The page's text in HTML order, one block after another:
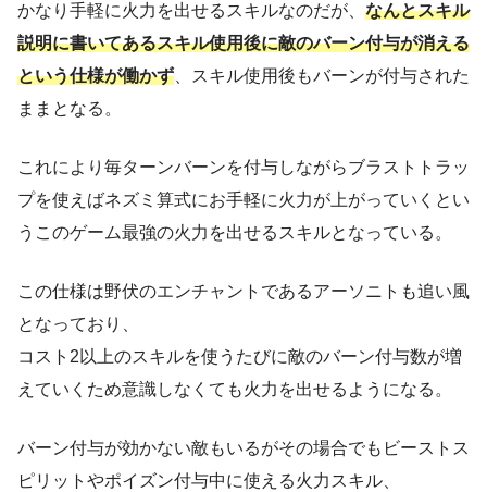
かなり手軽に火力を出せるスキルなのだが、 なんとスキル
説明に書いてあるスキル使用後に敵のバーン付与が消える
という仕様が働かず、スキル使用後もバーンが付与された
ままとなる。
これにより毎ターンバーンを付与しながらブラストトラッ
プを使えばネズミ算式にお手軽に火力が上がっていくとい
うこのゲーム最強の火力を出せるスキルとなっている。
この仕様は野伏のエンチャントであるアーソニトも追い風
となっており、
コスト2以上のスキルを使うたびに敵のバーン付与数が増
えていくため意識しなくても火力を出せるようになる。
バーン付与が効かない敵もいるがその場合でもビーストス
ピリットやポイズン付与中に使える火力スキル、